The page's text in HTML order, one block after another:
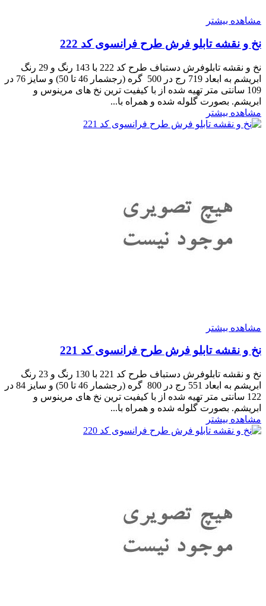
مشاهده بیشتر
نخ و نقشه تابلو فرش طرح فرانسوی کد 222
نخ و نقشه تابلوفرش دستباف طرح کد 222 با 143 رنگ و 29 رنگ
ابریشم به ابعاد 719 رج در 500 گره (رجشمار 46 تا 50) و سایز 76 در
109 سانتی متر تهیه شده از با کیفیت ترین نخ های مرینوس و
ابریشم. بصورت گلوله شده و همراه با...
مشاهده بیشتر
مشاهده بیشتر
نخ و نقشه تابلو فرش طرح فرانسوی کد 221
نخ و نقشه تابلوفرش دستباف طرح کد 221 با 130 رنگ و 23 رنگ
ابریشم به ابعاد 551 رج در 800 گره (رجشمار 46 تا 50) و سایز 84 در
122 سانتی متر تهیه شده از با کیفیت ترین نخ های مرینوس و
ابریشم. بصورت گلوله شده و همراه با...
مشاهده بیشتر